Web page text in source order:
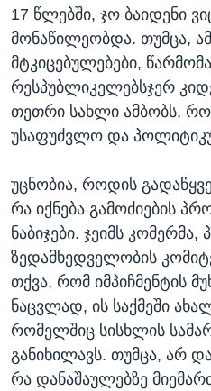
17 წლებში, ჯო ბაიდენი
მონაწილეობდა. თუმცა,
მტკიცებულებები,
რესპუბლიკელებსჯერ
თეთრი სახლი ამბობს,
უსაფუძვლო და
უცნობია, როდის
რა იქნება გამოძიების
ნაბიჯები. ჯეიმს კომერმა,
ზედამხედველობის
თქვა, რომ იმპიჩმენტის
ნაცვლად, ის საქმეში
რომელშიც სისხლის
განიხილავს. თუმცა, არ
რა დანაშაულებზე